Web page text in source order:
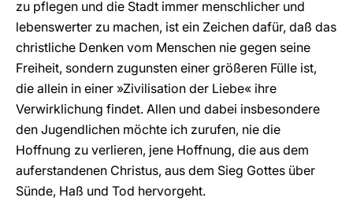
zu pflegen und die Stadt immer menschlicher und
lebenswerter zu machen, ist ein Zeichen dafür, daß das
christliche Denken vom Menschen nie gegen seine
Freiheit, sondern zugunsten einer größeren Fülle ist,
die allein in einer »Zivilisation der Liebe« ihre
Verwirklichung findet. Allen und dabei insbesondere
den Jugendlichen möchte ich zurufen, nie die
Hoffnung zu verlieren, jene Hoffnung, die aus dem
auferstandenen Christus, aus dem Sieg Gottes über
Sünde, Haß und Tod hervorgeht.